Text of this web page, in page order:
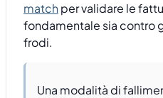
match per validare le
fondamentale sia contro
frodi.
Una modalità di